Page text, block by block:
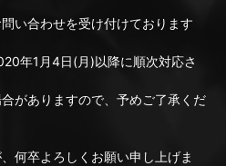
い合わせを受け付けております
年1月4日(月)以降に順次対応さ
がありますので、予めご了承くだ
何卒よろしくお願い申し上げま